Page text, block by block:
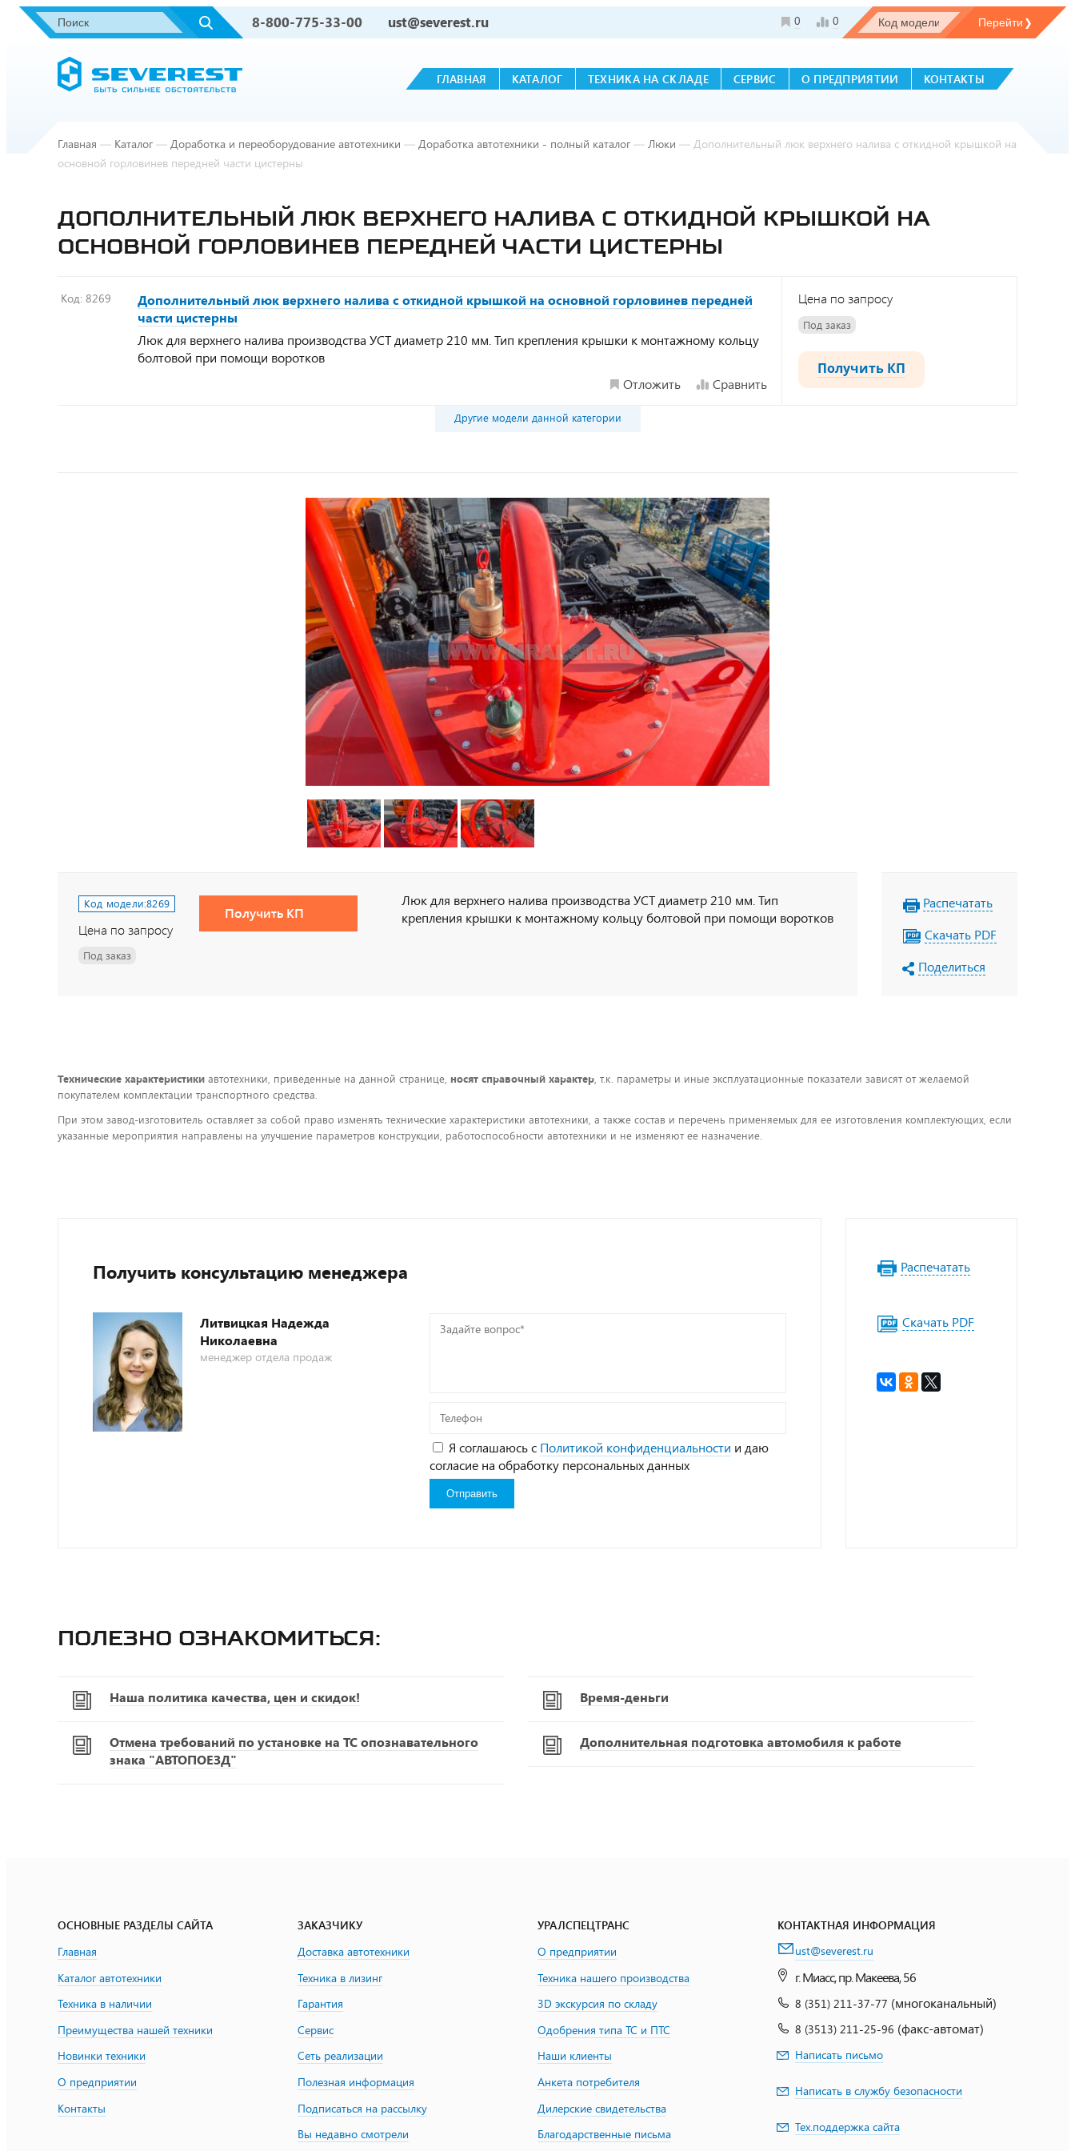
8-800-775-33-00 ust@severest.ru 0 0
ГЛАВНАЯ КАТАЛОГ ТЕХНИКА НА СКЛАДЕ СЕРВИС О ПРЕДПРИЯТИИ КОНТАКТЫ
Главная — Каталог — Доработка и переоборудование автотехники — Доработка автотехники - полный каталог — Люки — Дополнительный люк верхнего налива с откидной крышкой на
основной горловинев передней части цистерны
ДОПОЛНИТЕЛЬНЫЙ ЛЮК ВЕРХНЕГО НАЛИВА С ОТКИДНОЙ КРЫШКОЙ НА
ОСНОВНОЙ ГОРЛОВИНЕВ ПЕРЕДНЕЙ ЧАСТИ ЦИСТЕРНЫ
Код: 8269
Дополнительный люк верхнего налива с откидной крышкой на основной горловинев передней
части цистерны
Люк для верхнего налива производства УСТ диаметр 210 мм. Тип крепления крышки к монтажному кольцу
болтовой при помощи воротков
Отложить
Сравнить
Цена по запросу
Под заказ
Получить КП
Другие модели данной категории
Код модели:8269
Цена по запросу
Под заказ
Получить КП
Люк для верхнего налива производства УСТ диаметр 210 мм. Тип
крепления крышки к монтажному кольцу болтовой при помощи воротков
Распечатать
Скачать PDF
Поделиться
Технические характеристики автотехники, приведенные на данной странице, носят справочный характер, т.к. параметры и иные эксплуатационные показатели зависят от желаемой
покупателем комплектации транспортного средства.
При этом завод-изготовитель оставляет за собой право изменять технические характеристики автотехники, а также состав и перечень применяемых для ее изготовления комплектующих, если
указанные мероприятия направлены на улучшение параметров конструкции, работоспособности автотехники и не изменяют ее назначение.
Получить консультацию менеджера
Литвицкая Надежда
Николаевна
менеджер отдела продаж
Задайте
Телефон
Я соглашаюсь с Политикой конфиденциальности и даю
согласие на обработку персональных данных
Распечатать
Скачать PDF
Полезно ознакомиться:
Наша политика качества, цен и скидок! Время-деньги
Отмена требований по установке на ТС опознавательного
знака "АВТОПОЕЗД"
Дополнительная подготовка автомобиля к работе
ОСНОВНЫЕ РАЗДЕЛЫ САЙТА
Главная
Каталог автотехники
Техника в наличии
Преимущества нашей техники
Новинки техники
О предприятии
Контакты
ЗАКАЗЧИКУ
Доставка автотехники
Техника в лизинг
Гарантия
Сервис
Сеть реализации
Полезная информация
Подписаться на рассылку
Вы недавно смотрели
УРАЛСПЕЦТРАНС
О предприятии
Техника нашего производства
3D экскурсия по складу
Одобрения типа ТС и ПТС
Наши клиенты
Анкета потребителя
Дилерские свидетельства
Благодарственные письма
КОНТАКТНАЯ ИНФОРМАЦИЯ
ust@severest.ru
г. Миасс, пр. Макеева, 56
8 (351) 211-37-77 (многоканальный)
8 (3513) 211-25-96 (факс-автомат)
Написать письмо
Написать в службу безопасности
Тех.поддержка сайта